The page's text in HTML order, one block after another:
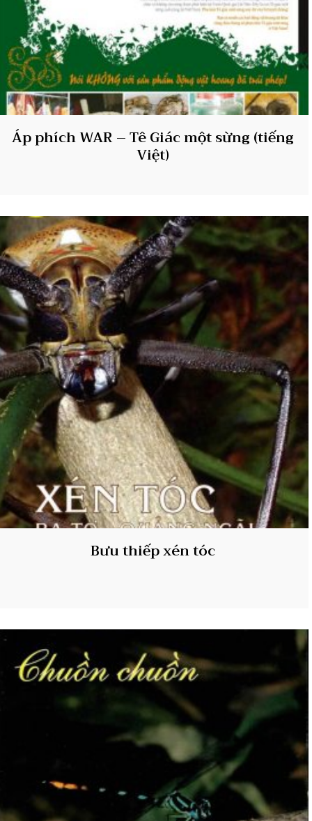
Áp phích WAR – Tê Giác một sừng (tiếng
Việt)
Bưu thiếp xén tóc